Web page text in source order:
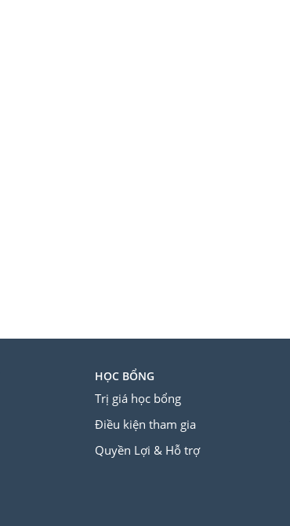
HỌC BỔNG
Trị giá học bổng
Điều kiện tham gia
Quyền Lợi & Hỗ trợ